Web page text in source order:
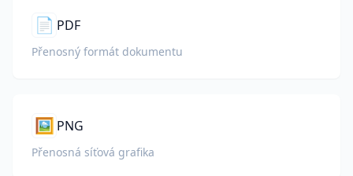
📄 PDF
Přenosný formát dokumentu
🖼️ PNG
Přenosná síťová grafika